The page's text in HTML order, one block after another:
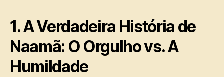
1. A Verdadeira História de
Naamã: O Orgulho vs. A
Humildade